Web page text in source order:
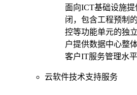
面向ICT基础设施
闭，包含工程预制
控等功能单元的独
户提供数据中心整
客户IT服务管理水平
云软件技术支持服务